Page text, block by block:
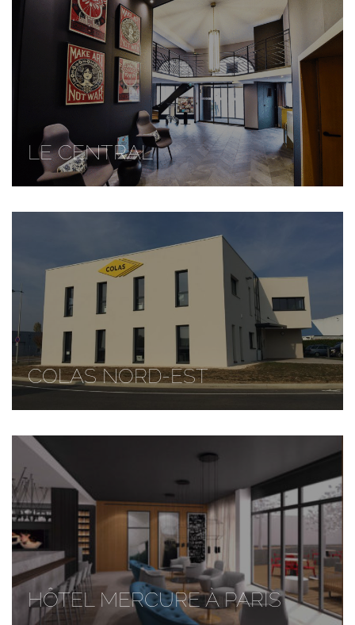
LE CENTRAL
COLAS NORD-EST
HÔTEL MERCURE À PARIS